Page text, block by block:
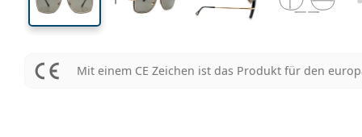
Mit einem CE Zeichen ist das Produkt für den